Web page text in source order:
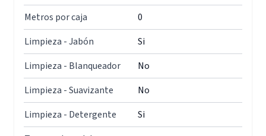
Metros por caja
0
Limpieza - Jabón
Si
Limpieza - Blanqueador
No
Limpieza - Suavizante
No
Limpieza - Detergente
Si